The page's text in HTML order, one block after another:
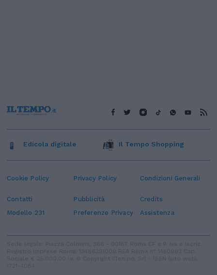
Cookie Policy Privacy Policy Condizioni Generali
Contatti Pubblicità
Credits
Modello 231
Preferenze Privacy Assistenza
Edicola digitale Il Tempo Shopping